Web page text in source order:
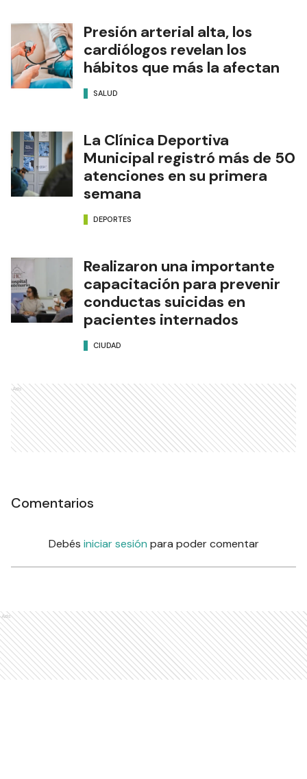
Presión arterial alta, los
cardiólogos revelan los
hábitos que más la afectan
SALUD
La Clínica Deportiva
Municipal registró más de 50
atenciones en su primera
semana
DEPORTES
Realizaron una importante
capacitación para prevenir
conductas suicidas en
pacientes internados
CIUDAD
Ads
Comentarios
Debés iniciar sesión para poder comentar
Ads